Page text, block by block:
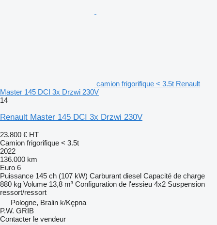
camion frigorifique < 3.5t Renault
Master 145 DCI 3x Drzwi 230V
14
Renault Master 145 DCI 3x Drzwi 230V
23.800 € HT
Camion frigorifique < 3.5t
2022
136.000 km
Euro 6
Puissance 145 ch (107 kW) Carburant diesel Capacité de charge
880 kg Volume 13,8 m³ Configuration de l'essieu 4x2 Suspension
ressort/ressort
Pologne, Bralin k/Kępna
P.W. GRIB
Contacter le vendeur